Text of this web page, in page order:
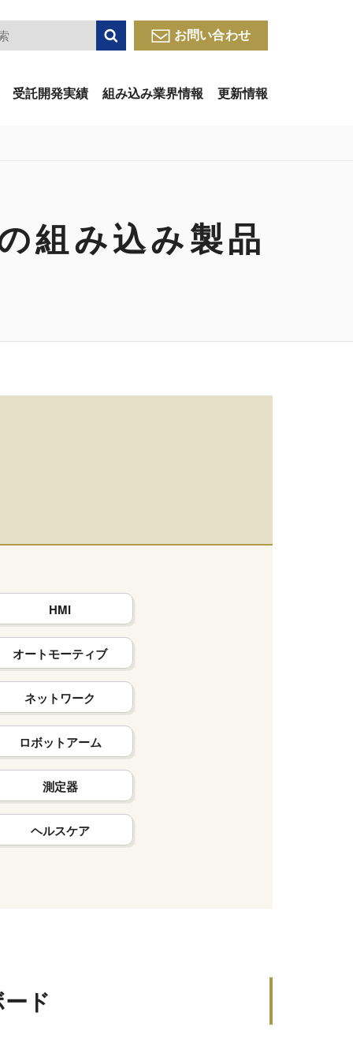
検索 お問い合わせ
受託開発実績 組み込み業界情報 更新情報
組み込み製品
HMI
オートモーティブ
ネットワーク
ロボットアーム
測定器
ヘルスケア
ド